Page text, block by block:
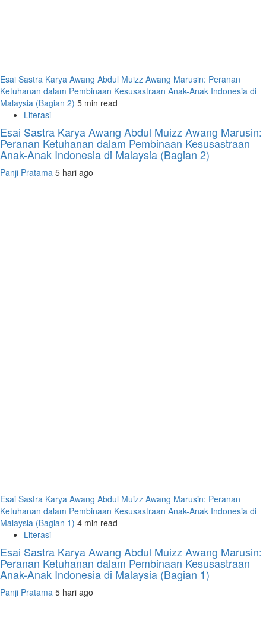
Esai Sastra Karya Awang Abdul Muizz Awang Marusin: Peranan
Ketuhanan dalam Pembinaan Kesusastraan Anak-Anak Indonesia di
Malaysia (Bagian 2) 5 min read
Literasi
Esai Sastra Karya Awang Abdul Muizz Awang Marusin:
Peranan Ketuhanan dalam Pembinaan Kesusastraan
Anak-Anak Indonesia di Malaysia (Bagian 2)
Panji Pratama 5 hari ago
Esai Sastra Karya Awang Abdul Muizz Awang Marusin: Peranan
Ketuhanan dalam Pembinaan Kesusastraan Anak-Anak Indonesia di
Malaysia (Bagian 1) 4 min read
Literasi
Esai Sastra Karya Awang Abdul Muizz Awang Marusin:
Peranan Ketuhanan dalam Pembinaan Kesusastraan
Anak-Anak Indonesia di Malaysia (Bagian 1)
Panji Pratama 5 hari ago